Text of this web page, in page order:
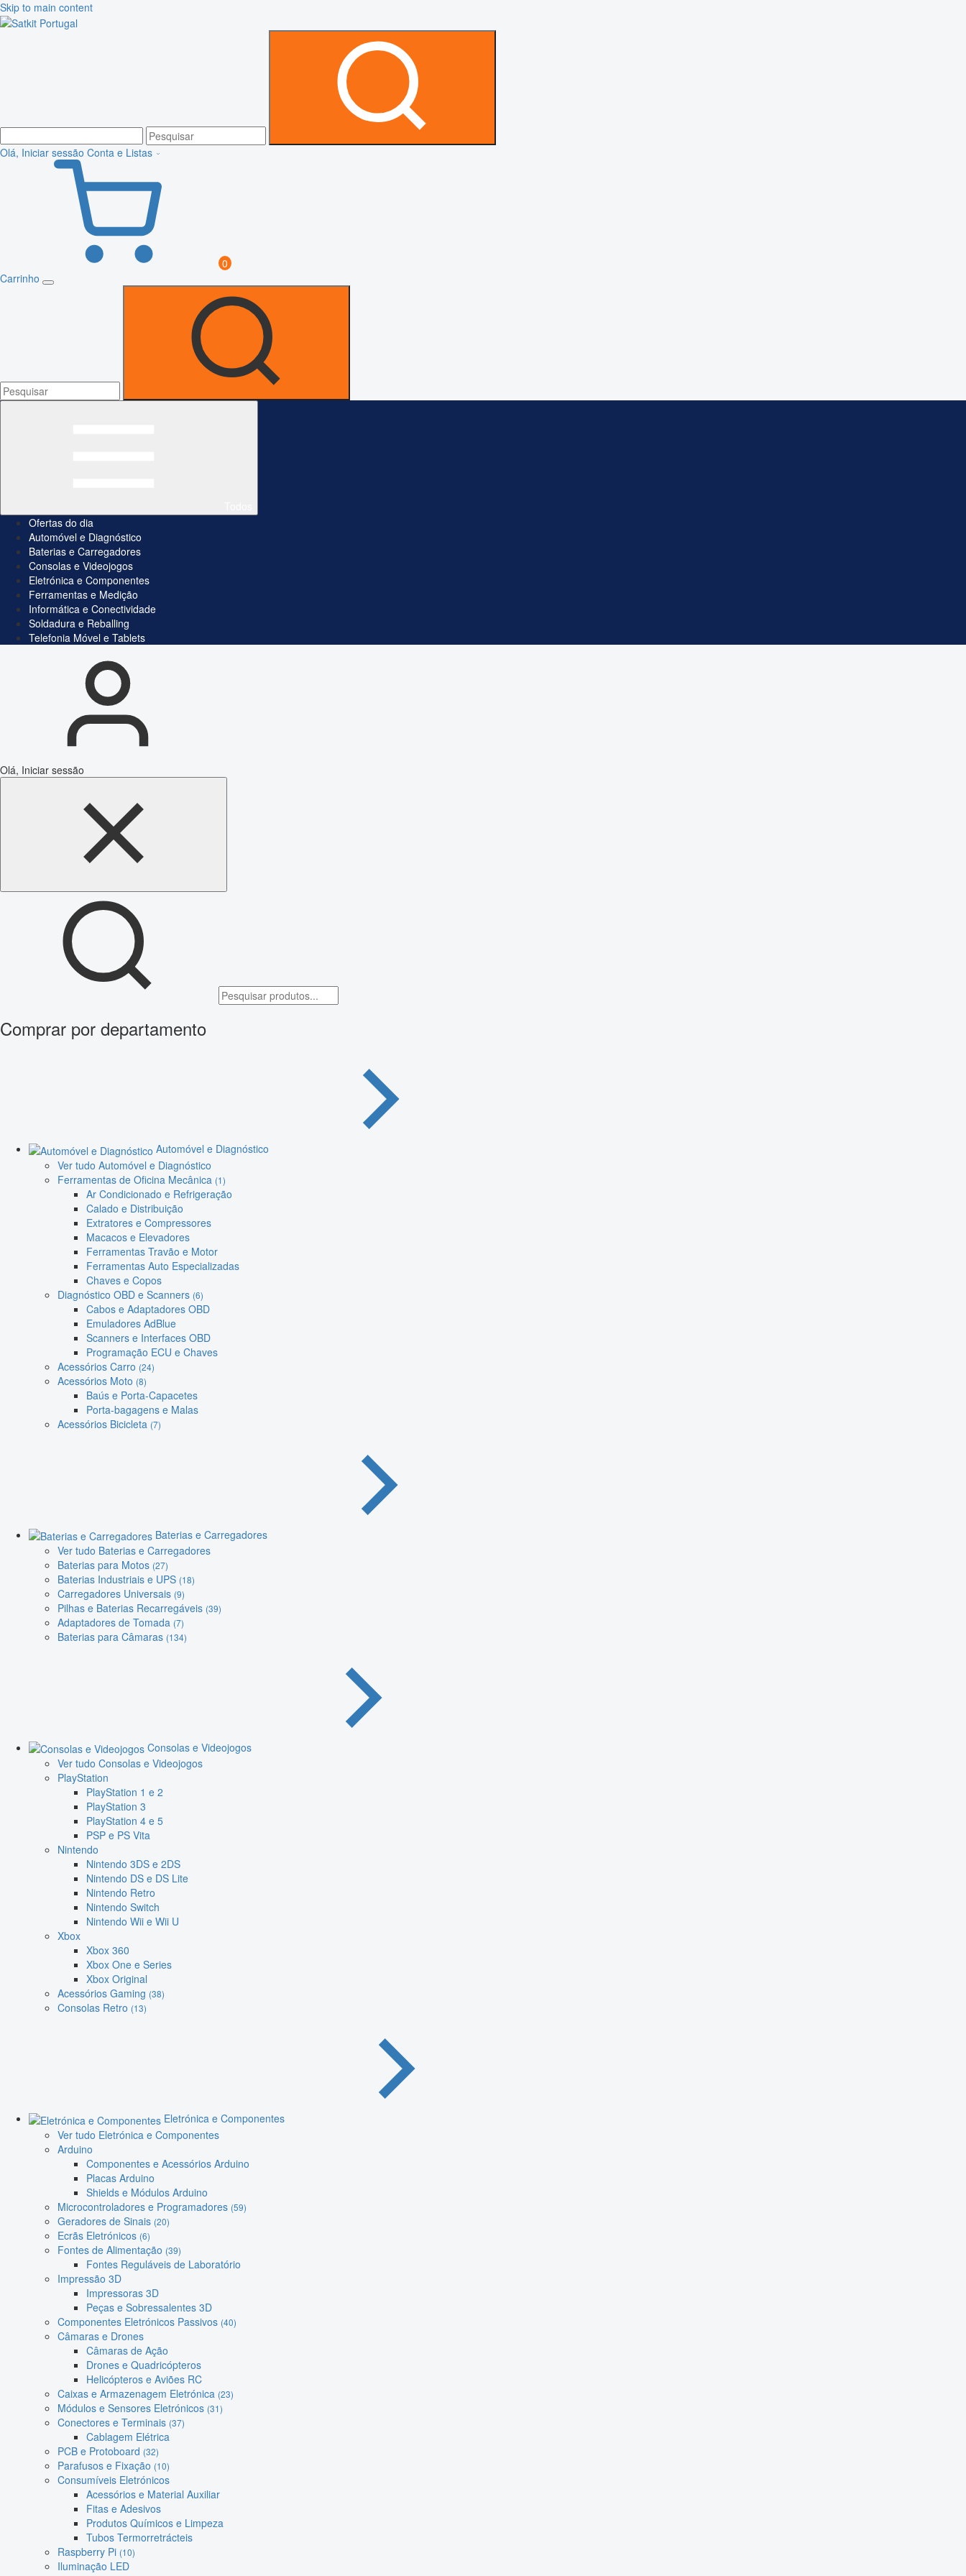
Skip to main content
Olá, Iniciar sessão Conta e Listas
0
Carrinho
Ofertas do dia
Automóvel e Diagnóstico
Baterias e Carregadores
Consolas e Videojogos
Eletrónica e Componentes
Ferramentas e Medição
Informática e Conectividade
Soldadura e Reballing
Telefonia Móvel e Tablets
Olá, Iniciar sessão
Comprar por departamento
Automóvel e Diagnóstico
Ver tudo Automóvel e Diagnóstico
Ferramentas de Oficina Mecânica (1)
Ar Condicionado e Refrigeração
Calado e Distribuição
Extratores e Compressores
Macacos e Elevadores
Ferramentas Travão e Motor
Ferramentas Auto Especializadas
Chaves e Copos
Diagnóstico OBD e Scanners (6)
Cabos e Adaptadores OBD
Emuladores AdBlue
Scanners e Interfaces OBD
Programação ECU e Chaves
Acessórios Carro (24)
Acessórios Moto (8)
Baús e Porta-Capacetes
Porta-bagagens e Malas
Acessórios Bicicleta (7)
Baterias e Carregadores
Ver tudo Baterias e Carregadores
Baterias para Motos (27)
Baterias Industriais e UPS (18)
Carregadores Universais (9)
Pilhas e Baterias Recarregáveis (39)
Adaptadores de Tomada (7)
Baterias para Câmaras (134)
Consolas e Videojogos
Ver tudo Consolas e Videojogos
PlayStation
PlayStation 1 e 2
PlayStation 3
PlayStation 4 e 5
PSP e PS Vita
Nintendo
Nintendo 3DS e 2DS
Nintendo DS e DS Lite
Nintendo Retro
Nintendo Switch
Nintendo Wii e Wii U
Xbox
Xbox 360
Xbox One e Series
Xbox Original
Acessórios Gaming (38)
Consolas Retro (13)
Eletrónica e Componentes
Ver tudo Eletrónica e Componentes
Arduino
Componentes e Acessórios Arduino
Placas Arduino
Shields e Módulos Arduino
Microcontroladores e Programadores (59)
Geradores de Sinais (20)
Ecrãs Eletrónicos (6)
Fontes de Alimentação (39)
Fontes Reguláveis de Laboratório
Impressão 3D
Impressoras 3D
Peças e Sobressalentes 3D
Componentes Eletrónicos Passivos (40)
Câmaras e Drones
Câmaras de Ação
Drones e Quadricópteros
Helicópteros e Aviões RC
Caixas e Armazenagem Eletrónica (23)
Módulos e Sensores Eletrónicos (31)
Conectores e Terminais (37)
Cablagem Elétrica
PCB e Protoboard (32)
Parafusos e Fixação (10)
Consumíveis Eletrónicos
Acessórios e Material Auxiliar
Fitas e Adesivos
Produtos Químicos e Limpeza
Tubos Termorretrácteis
Raspberry Pi (10)
Iluminação LED